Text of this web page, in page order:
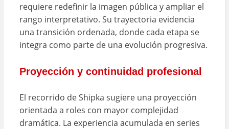
requiere redefinir la imagen pública y ampliar el
rango interpretativo. Su trayectoria evidencia
una transición ordenada, donde cada etapa se
integra como parte de una evolución progresiva.
Proyección y continuidad profesional
El recorrido de Shipka sugiere una proyección
orientada a roles con mayor complejidad
dramática. La experiencia acumulada en series